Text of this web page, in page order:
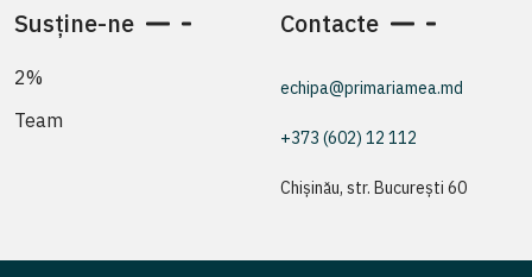
Susține-ne
2%
Team
Contacte
echipa@primariamea.md
+373 (602) 12 112
Chișinău, str. București 60